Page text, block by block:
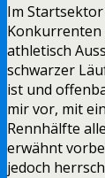
Im Startsektor
Konkurrenten
athletisch
schwarzer
ist und
mir vor, mit
Rennhälfte
erwähnt
jedoch